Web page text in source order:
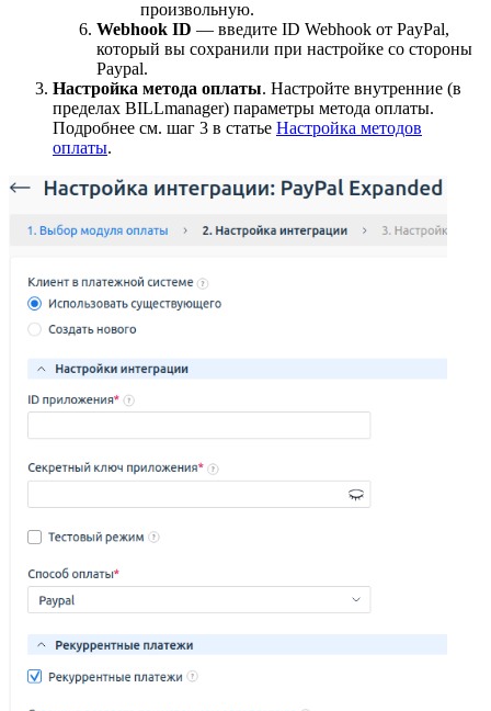
произвольную.
Webhook ID — введите ID Webhook от PayPal,
который вы сохранили при настройке со стороны
Paypal.
Настройка метода оплаты. Настройте внутренние (в
пределах BILLmanager) параметры метода оплаты.
Подробнее см. шаг 3 в статье Настройка методов
оплаты.